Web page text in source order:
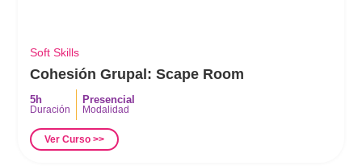
Soft Skills
Cohesión Grupal: Scape Room
5h
Duración
Presencial
Modalidad
Ver Curso >>